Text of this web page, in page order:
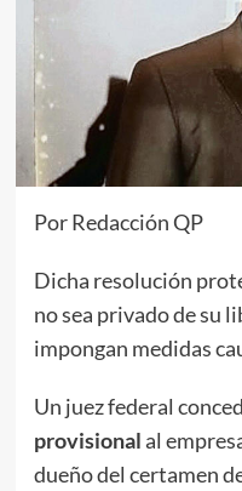
Por Redacción QP
Dicha resolución
no sea privado de su
impongan medidas
Un juez federal
provisionalal
dueño del certamen